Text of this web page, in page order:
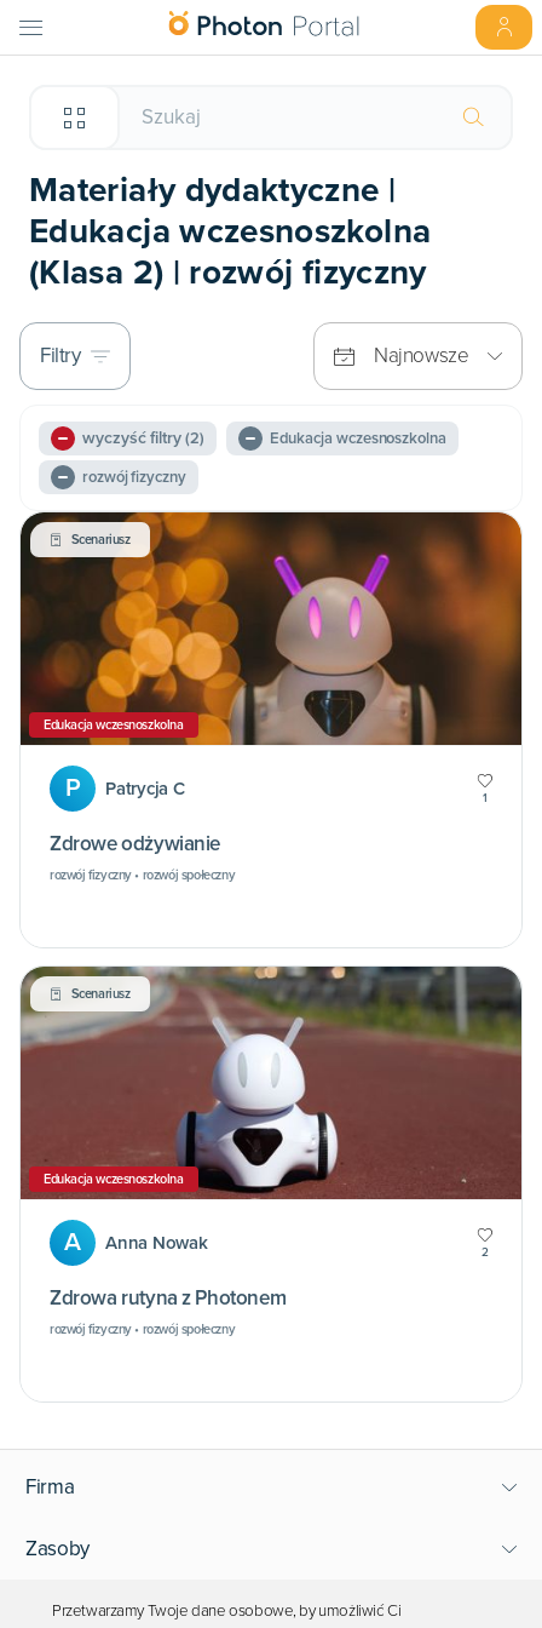
Materiały dydaktyczne |
Edukacja wczesnoszkolna
(Klasa 2) | rozwój fizyczny
Filtry Najnowsze
wyczyść filtry(2)
Edukacja wczesnoszkolna
rozwój fizyczny
Scenariusz
Edukacja wczesnoszkolna
P Patrycja C 1
Zdrowe odżywianie
rozwój fizyczny • rozwój społeczny
Scenariusz
Edukacja wczesnoszkolna
A Anna Nowak 2
Zdrowa rutyna z Photonem
rozwój fizyczny • rozwój społeczny
Firma
Zasoby
Wsparcie
Przetwarzamy Twoje dane osobowe, by umożliwić Ci